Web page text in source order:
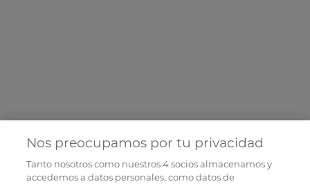
Nos preocupamos por tu privacidad
Tanto nosotros como nuestros4socios almacenamos y
accedemos a datos personales, como datos de